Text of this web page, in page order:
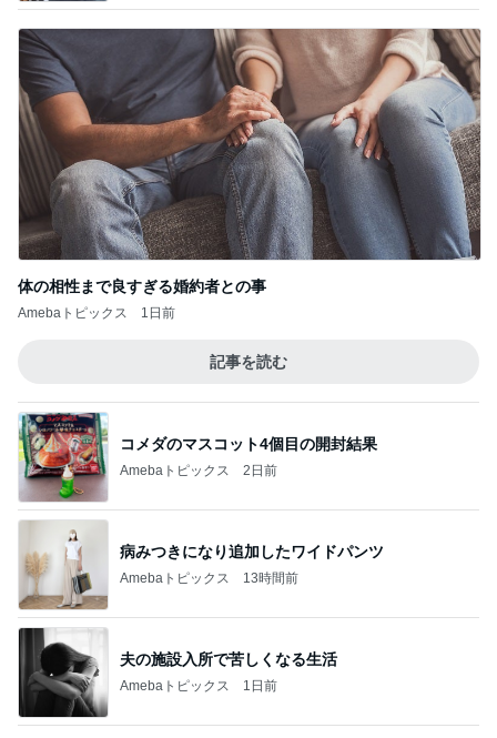
記事を読む
コメダのマスコット4個目の開封結果
Amebaトピックス 2日前
病みつきになり追加したワイドパンツ
Amebaトピックス 13時間前
Amebaトピックス 1日前
業スーの冷凍生地に助けられた晩御飯
Amebaトピックス 2日前